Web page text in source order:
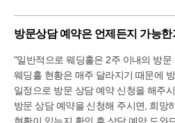
방문상담 예약은 언제든지 가능
"일반적으로 웨딩홀은 2주 이내의 방문
웨딩홀 현황은 매주 달라지기 때문에
일정으로 방문 상담 예약 신청을 해주
방문 상담 예약을 신청해 주시면, 희망